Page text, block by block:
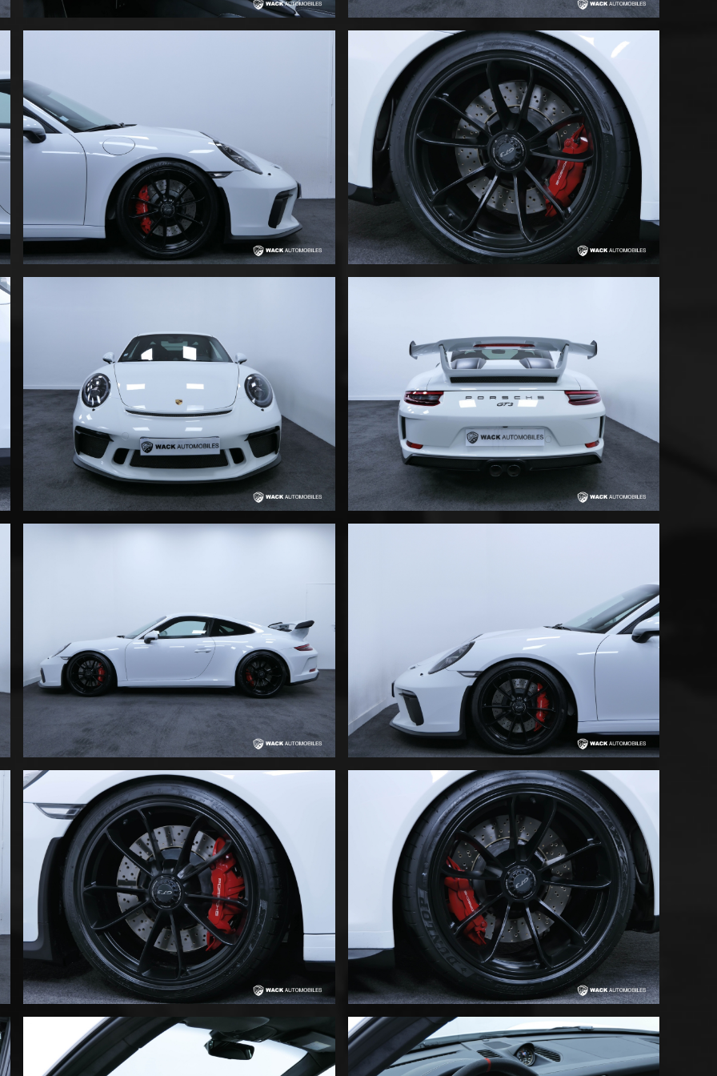
levage de l'essieu avant - Pare-brise teinté dégradé - Caméra de recul - Marquage à
12h et coutures volant rouges - Sellerie en cuir complet & Alcantara avec surpiqures
comprenant tableau de bord et hauts de portières - BOSE® Surround Sound System
- Pack Sport Chrono Plus (avec préparation Laptrigger) - Chrono Sport à fond noir -
Suspension dynamique du moteur PADM - Différentiel arrière régulé PTV Plus -
Boîte de vitesse PDK à 7 rapports - Sélecteur PDK en Alcantara noir - Jantes 20"
GT3 à fixation centrale - Roues arrière directrices - Régulation amortisseurs
(PASM) -25 mm - Rétroviseurs extérieurs SportDesign - Alarme périmétrique et
volumétrique - Climatisation automatique bi-zone - Ciel de toit en Alcantara - Prise
12V aux pieds passager - Pré équipement VTS et Porsche Car Connect - Volant
sport GT3 en Alcantara avec palettes - Interface Apple® CarPlay® avec commande
vocale Siri® - Module Connect Plus téléphone GSM et Bluetooth - Services en ligne
avec application Porsche Connect - Système PCM 4 avec écran 7", radio, CD/DVD,
carte SD, Jukebox 10 Go - Interface USB double pour iPod/iPhone - Prix du véhicule
neuf = 173.591 € dont 18.336 € d'options - Dernier grand entretien réalisé dans nos
DOMICILE POSSIBLE - VISITE VIRTUELLE PAR APPEL VISIO ENVISAGEABLE